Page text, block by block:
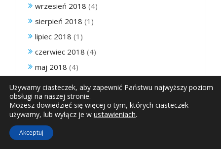
wrzesień 2018 (4)
sierpień 2018 (1)
lipiec 2018 (1)
czerwiec 2018 (4)
maj 2018 (4)
marzec 2018(2)
luty 2018(1)
styczeń 2018
grudzień 2017
Używamy ciasteczek, aby zapewnić Państwu najwyższy poziom
obsługi na naszej stronie.
Możesz dowiedzieć się więcej o tym, których ciasteczek
używamy, lub wyłącz je w ustawieniach.
Akceptuj